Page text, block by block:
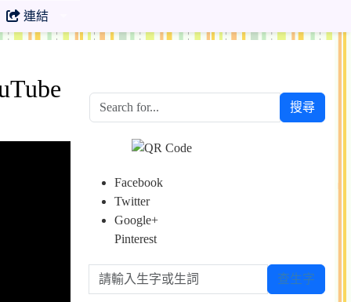
連結
搜尋
Facebook
Twitter
Google+
Pinterest
請輸入生字或生詞 查生字